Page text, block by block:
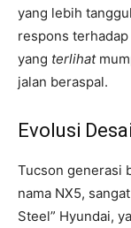
yang lebih
respons
yang terlihat
jalan beraspal.
Evolusi
Tucson generasi
nama NX5,
Steel” Hyundai,